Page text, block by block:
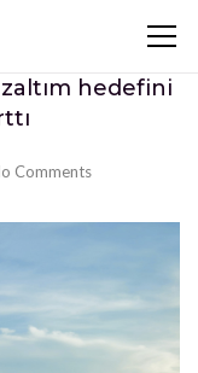
hedefini
Comments